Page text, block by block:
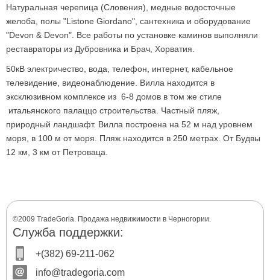
Натуральная черепица (Словения), медные водосточные
желоба, полы "Listone Giordano", сантехника и оборудование
"Devon & Devon". Все работы по установке каминов выполняли
реставраторы из Дубровника и Брач, Хорватия.
50кВ электричество, вода, телефон, интернет, кабельное
телевидение, видеонаблюдение. Вилла находится в
эксклюзивном комплексе из 6-8 домов в том же стиле
итальянского палаццо строительства. Частный пляж,
природный ландшафт. Вилла построена на 52 м над уровнем
моря, в 100 м от моря. Пляж находится в 250 метрах. От Будвы
12 км, 3 км от Петроваца.
©2009 TradeGoria. Продажа недвижимости в Черногории.
Служба поддержки:
+(382) 69-211-062
info@tradegoria.com